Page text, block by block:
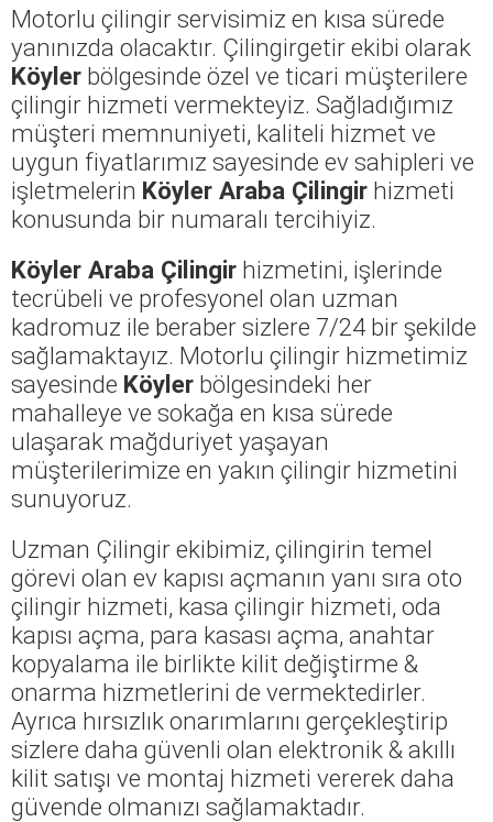
Motorlu çilingir servisimiz en kısa sürede
yanınızda olacaktır. Çilingirgetir ekibi olarak
Köyler bölgesinde özel ve ticari müşterilere
çilingir hizmeti vermekteyiz. Sağladığımız
müşteri memnuniyeti, kaliteli hizmet ve
uygun fiyatlarımız sayesinde ev sahipleri ve
işletmelerin Köyler Araba Çilingir hizmeti
konusunda bir numaralı tercihiyiz.
Köyler Araba Çilingir hizmetini, işlerinde
tecrübeli ve profesyonel olan uzman
kadromuz ile beraber sizlere 7/24 bir şekilde
sağlamaktayız. Motorlu çilingir hizmetimiz
sayesinde Köyler bölgesindeki her
mahalleye ve sokağa en kısa sürede
ulaşarak mağduriyet yaşayan
müşterilerimize en yakın çilingir hizmetini
sunuyoruz.
Uzman Çilingir ekibimiz, çilingirin temel
görevi olan ev kapısı açmanın yanı sıra oto
çilingir hizmeti, kasa çilingir hizmeti, oda
kapısı açma, para kasası açma, anahtar
kopyalama ile birlikte kilit değiştirme &
onarma hizmetlerini de vermektedirler.
Ayrıca hırsızlık onarımlarını gerçekleştirip
sizlere daha güvenli olan elektronik & akıllı
kilit satışı ve montaj hizmeti vererek daha
güvende olmanızı sağlamaktadır.